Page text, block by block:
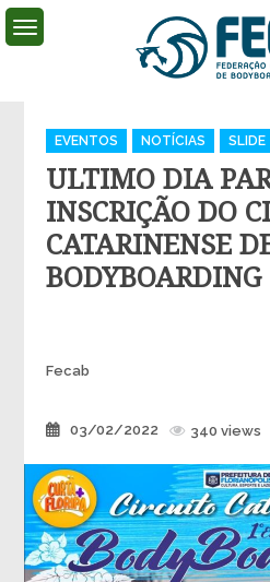
Skip
Categories
EVENTOS NOTÍCIAS SLIDE
ULTIMO DIA
INSCRIÇÃO DO
CATARINENSE
BODYBOARDING
Author
Fecab
Posted
03/02/2022 340 views